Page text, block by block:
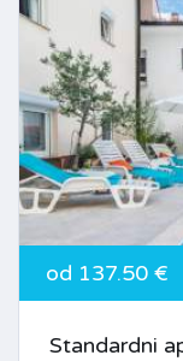
od 137.50 €
Standardni